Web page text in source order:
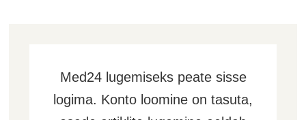
Med24 lugemiseks peate sisse
logima. Konto loomine on tasuta,